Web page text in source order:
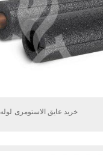
خرید عایق الاستومری لوله